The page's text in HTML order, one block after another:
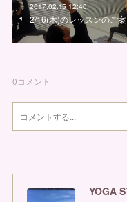
2017.02.15 12:40
2/16(木)のレッスンのご
0コメント
YOGA